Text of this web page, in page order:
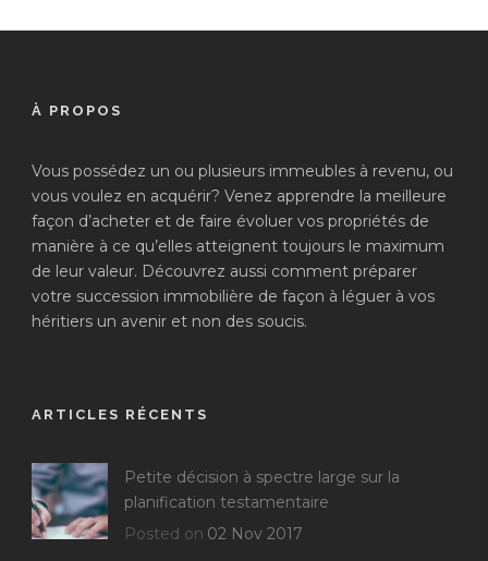
À PROPOS
Vous possédez un ou plusieurs immeubles à revenu, ou
vous voulez en acquérir? Venez apprendre la meilleure
façon d’acheter et de faire évoluer vos propriétés de
manière à ce qu’elles atteignent toujours le maximum
de leur valeur. Découvrez aussi comment préparer
votre succession immobilière de façon à léguer à vos
héritiers un avenir et non des soucis.
ARTICLES RÉCENTS
Petite décision à spectre large sur la
planification testamentaire
Posted on 02 Nov 2017